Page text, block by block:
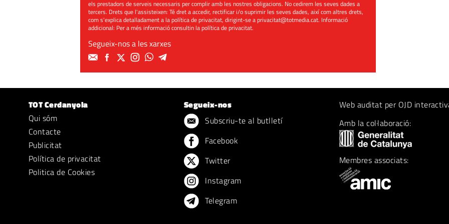
els prestadors de serveis necessaris per complir amb les nostres obligacions. No cedirem les seves dades a
tercers. Drets que l'assisteixen: Té dret a accedir, rectificar i/o suprimir les seves dades, així com altres drets,
com s'explica detalladament a la política de privacitat, dirigint-se aprivacitat@totmedia.cat. Informació
addicional: Per a més informació consultin lapolítica de privacitat.
Segueix-nos a les xarxes
TOT Cerdanyola
Qui sóm
Contacte
Publicitat
Política de privacitat
Politica de Cookies
Segueix-nos
Subscriu-te al butlletí
Facebook
Twitter
Instagram
Telegram
Web auditat per OJD
Amb la col·laboració:
Membres associats: